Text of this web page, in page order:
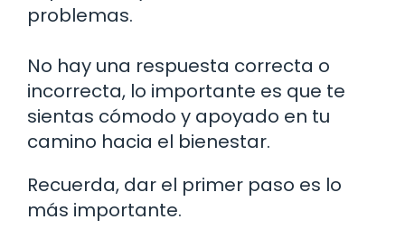
problemas.
No hay una respuesta correcta o
incorrecta, lo importante es que te
sientas cómodo y apoyado en tu
camino hacia el bienestar.
Recuerda, dar el primer paso es lo
más importante.